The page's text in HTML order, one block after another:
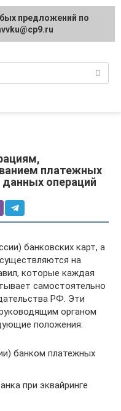
платежных
данных операций
банковских карт, а
на
которые каждая
самостоятельно
РФ. Эти
органом
положения:
банком платежных
при эквайринге
предложений по